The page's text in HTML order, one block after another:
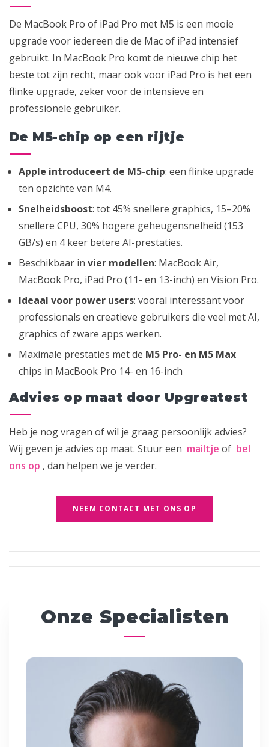
De MacBook Pro of iPad Pro met M5 is een mooie
upgrade voor iedereen die de Mac of iPad intensief
gebruikt. In MacBook Pro komt de nieuwe chip het
beste tot zijn recht, maar ook voor iPad Pro is het een
flinke upgrade, zeker voor de intensieve en
professionele gebruiker.
De M5-chip op een rijtje
Apple introduceert de M5-chip: een flinke upgrade
ten opzichte van M4.
Snelheidsboost: tot 45% snellere graphics, 15–20%
snellere CPU, 30% hogere geheugensnelheid (153
GB/s) en 4 keer betere AI-prestaties.
Beschikbaar in vier modellen: MacBook Air,
MacBook Pro, iPad Pro (11- en 13-inch) en Vision Pro.
Ideaal voor power users: vooral interessant voor
professionals en creatieve gebruikers die veel met AI,
graphics of zware apps werken.
Maximale prestaties met de M5 Pro- en M5 Max
chips in MacBook Pro 14- en 16-inch
Advies op maat door Upgreatest
Heb je nog vragen of wil je graag persoonlijk advies?
Wij geven je advies op maat. Stuur een mailtje of bel
ons op , dan helpen we je verder.
NEEM CONTACT MET ONS OP
Onze Specialisten